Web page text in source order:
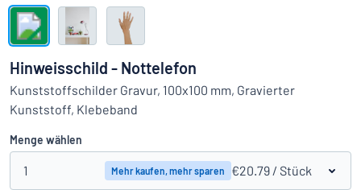
Das Gesuchte nicht gefunden? Schild hier entwerfen
Alle Kategorien anzeigen
Einloggen
Hinweisschild - Nottelefon
Kunststoffschilder Gravur, 100x100 mm, Gravierter
Kunststoff, Klebeband
Menge wählen
1 Mehr kaufen, mehr sparen €20.79 / Stück